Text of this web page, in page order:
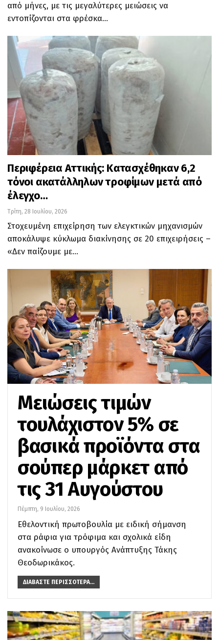
από μήνες, με τις μεγαλύτερες μειώσεις να
εντοπίζονται στα φρέσκα…
Περιφέρεια Αττικής: Κατασχέθηκαν 6,2
τόνοι ακατάλληλων τροφίμων μετά από
έλεγχο…
Τρίτη, 28 Ιουλίου, 2026
Στοχευμένη επιχείρηση των ελεγκτικών μηχανισμών
αποκάλυψε κύκλωμα διακίνησης σε 20 επιχειρήσεις –
«Δεν παίζουμε με…
Μειώσεις τιμών
τουλάχιστον 5% σε
βασικά προϊόντα στα
σούπερ μάρκετ από
τις 31 Αυγούστου
Πέμπτη, 9 Ιουλίου, 2026
Εθελοντική πρωτοβουλία με ειδική σήμανση
στα ράφια για τρόφιμα και σχολικά είδη
ανακοίνωσε ο υπουργός Ανάπτυξης Τάκης
Θεοδωρικάκος.
ΔΙΑΒΆΣΤΕ ΠΕΡΙΣΣΌΤΕΡΑ...